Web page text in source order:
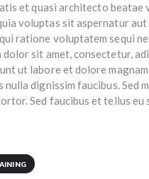
et quasi architecto beatae
voluptas sit aspernatur
ratione voluptatem sequi
dolor sit amet, consectetur,
ut labore et dolore
nulla dignissim faucibus. Sed
Sed faucibus et tellus